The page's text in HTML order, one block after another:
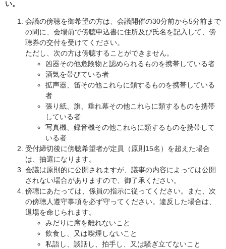
い。
会議の傍聴を御希望の方は、会議開催の30分前から5分前まで
の間に、会場前で傍聴申込書に住所及び氏名を記入して、傍
聴券の交付を受けてください。
ただし、次の方は傍聴することができません。
凶器その他危険物と認められるものを携帯している者
酒気を帯びている者
拡声器、笛その他これらに類するものを携帯している
者
張り紙、旗、垂れ幕その他これらに類するものを携帯
している者
写真機、録音機その他これらに類するものを携帯して
いる者
受付締切後に傍聴希望者が定員（原則15名）を超えた場合
は、抽選になります。
会議は原則的に公開されますが、議事の内容によっては公開
されない場合がありますので、御了承ください。
傍聴にあたっては、係員の指示に従ってください。また、次
の傍聴人遵守事項を必ず守ってください。違反した場合は、
退場を命じられます。
みだりに席を離れないこと
飲食し、又は喫煙しないこと
私語し、談話し、拍手し、又は騒ぎ立てないこと